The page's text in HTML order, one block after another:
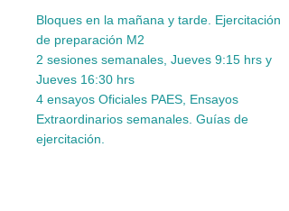
Bloques en la mañana y tarde. Ejercitación
de preparación M2
2 sesiones semanales, Jueves 9:15 hrs y
Jueves 16:30 hrs
4 ensayos Oficiales PAES, Ensayos
Extraordinarios semanales. Guías de
ejercitación.